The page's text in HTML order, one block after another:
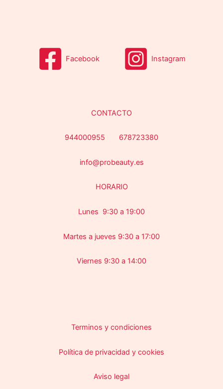
Facebook Instagram
CONTACTO
944000955 678723380
info@probeauty.es
HORARIO
Lunes 9:30 a 19:00
Martes a jueves 9:30 a 17:00
Viernes 9:30 a 14:00
Terminos y condiciones
Política de privacidad y cookies
Aviso legal